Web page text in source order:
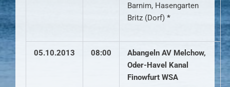
Barnim, Hasengarten
Britz (Dorf) *
05.10.2013 08:00
Abangeln AV Melchow,
Oder-Havel Kanal
Finowfurt WSA